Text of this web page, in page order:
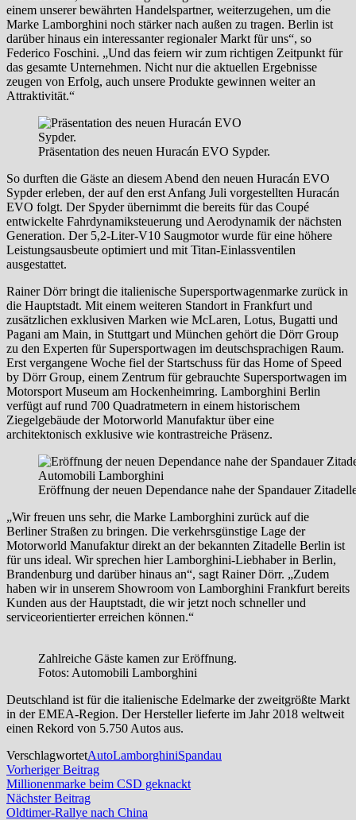
einem unserer bewährten Handelspartner, weiterzugehen, um die
Marke Lamborghini noch stärker nach außen zu tragen. Berlin ist
darüber hinaus ein interessanter regionaler Markt für uns“, so
Federico Foschini. „Und das feiern wir zum richtigen Zeitpunkt für
das gesamte Unternehmen. Nicht nur die aktuellen Ergebnisse
zeugen von Erfolg, auch unsere Produkte gewinnen weiter an
Attraktivität.“
Präsentation des neuen Huracán EVO Sypder.
So durften die Gäste an diesem Abend den neuen Huracán EVO
Sypder erleben, der auf den erst Anfang Juli vorgestellten Huracán
EVO folgt. Der Spyder übernimmt die bereits für das Coupé
entwickelte Fahrdynamiksteuerung und Aerodynamik der nächsten
Generation. Der 5,2-Liter-V10 Saugmotor wurde für eine höhere
Leistungsausbeute optimiert und mit Titan-Einlassventilen
ausgestattet.
Rainer Dörr bringt die italienische Supersportwagenmarke zurück in
die Hauptstadt. Mit einem weiteren Standort in Frankfurt und
zusätzlichen exklusiven Marken wie McLaren, Lotus, Bugatti und
Pagani am Main, in Stuttgart und München gehört die Dörr Group
zu den Experten für Supersportwagen im deutschsprachigen Raum.
Erst vergangene Woche fiel der Startschuss für das Home of Speed
by Dörr Group, einem Zentrum für gebrauchte Supersportwagen im
Motorsport Museum am Hockenheimring. Lamborghini Berlin
verfügt auf rund 700 Quadratmetern in einem historischem
Ziegelgebäude der Motorworld Manufaktur über eine
architektonisch exklusive wie kontrastreiche Präsenz.
Eröffnung der neuen Dependance nahe der Spandauer
„Wir freuen uns sehr, die Marke Lamborghini zurück auf die
Berliner Straßen zu bringen. Die verkehrsgünstige Lage der
Motorworld Manufaktur direkt an der bekannten Zitadelle Berlin ist
für uns ideal. Wir sprechen hier Lamborghini-Liebhaber in Berlin,
Brandenburg und darüber hinaus an“, sagt Rainer Dörr. „Zudem
haben wir in unserem Showroom von Lamborghini Frankfurt bereits
Kunden aus der Hauptstadt, die wir jetzt noch schneller und
serviceorientierter erreichen können.“
Zahlreiche Gäste kamen zur Eröffnung.
Fotos: Automobili Lamborghini
Deutschland ist für die italienische Edelmarke der zweitgrößte Markt
in der EMEA-Region. Der Hersteller lieferte im Jahr 2018 weltweit
einen Rekord von 5.750 Autos aus.
VerschlagwortetAutoLamborghiniSpandau
Beitragsnavigation
Vorheriger BeitragVorheriger
Beitrag:
Millionenmarke beim CSD geknackt
Nächster BeitragNächster
Beitrag:
Oldtimer-Rallye nach China